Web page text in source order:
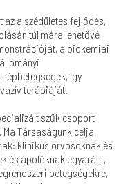
a szédületes fejlődés,
túl mára lehetővé
a biokémiai
így
terápiáját.
szűk csoport
Társaságunk célja,
klinikus orvosoknak és
és ápolóknak egyaránt,
betegségekre,